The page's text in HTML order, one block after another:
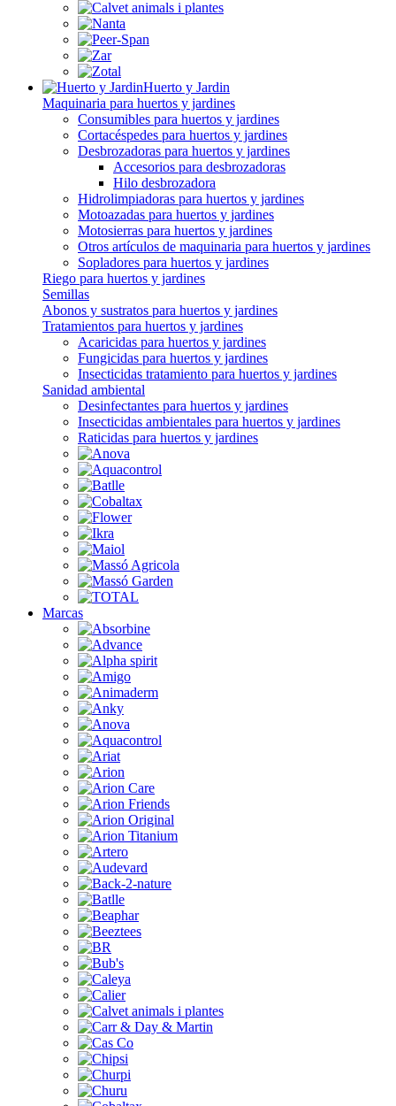
Huerto y Jardin
Maquinaria para huertos y jardines
Consumibles para huertos y jardines
Cortacéspedes para huertos y jardines
Desbrozadoras para huertos y jardines
Accesorios para desbrozadoras
Hilo desbrozadora
Hidrolimpiadoras para huertos y jardines
Motoazadas para huertos y jardines
Motosierras para huertos y jardines
Otros artículos de maquinaria para huertos y jardines
Sopladores para huertos y jardines
Riego para huertos y jardines
Semillas
Abonos y sustratos para huertos y jardines
Tratamientos para huertos y jardines
Acaricidas para huertos y jardines
Fungicidas para huertos y jardines
Insecticidas tratamiento para huertos y jardines
Sanidad ambiental
Desinfectantes para huertos y jardines
Insecticidas ambientales para huertos y jardines
Raticidas para huertos y jardines
Marcas